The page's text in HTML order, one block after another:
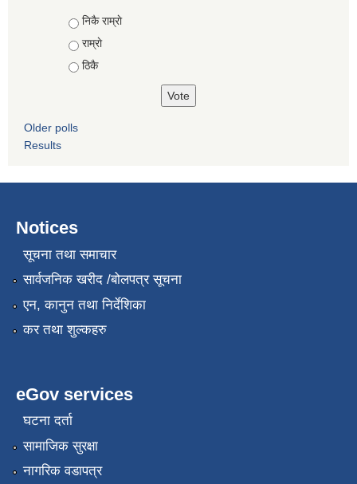
Choices
निकै राम्राे
राम्राे
ठिकै
Older polls
Results
Notices
सूचना तथा समाचार
सार्वजनिक खरीद /बोलपत्र सूचना
एन, कानुन तथा निर्देशिका
कर तथा शुल्कहरु
eGov services
घटना दर्ता
सामाजिक सुरक्षा
नागरिक वडापत्र